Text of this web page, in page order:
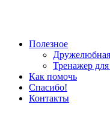
Полезное
Тренажер
Как помочь
Спасибо!
Контакты